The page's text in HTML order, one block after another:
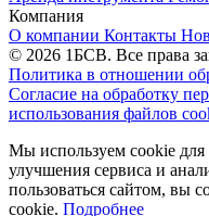
Компания
О компании Контакты
© 2026 1БСВ. Все права
Политика в отношении
Согласие на обработку
использования файлов
Мы используем cookie для
улучшения сервиса и
пользоваться сайтом, вы
cookie. Подробнее